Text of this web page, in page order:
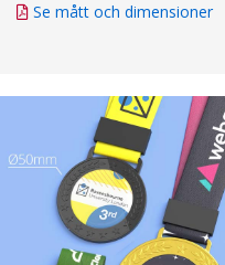
Se mått och dimensioner